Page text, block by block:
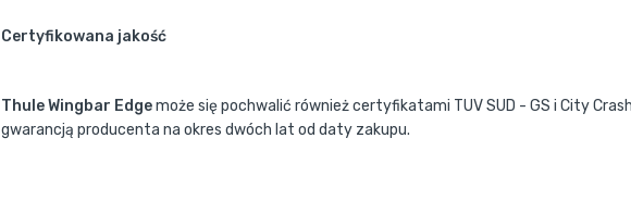
Certyfikowana jakość
Thule Wingbar Edgemoże się pochwalić również certyfikatami TUV SUD - GS i City
gwarancją producenta na okres dwóch lat od daty zakupu.